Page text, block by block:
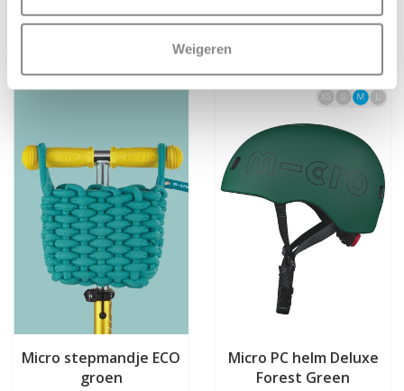
Weigeren
Micro stepmandje ECO
groen
Micro PC helm Deluxe
Forest Green